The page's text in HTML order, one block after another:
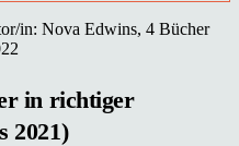
in: Nova Edwins, 4 Bücher
in richtiger
2021)